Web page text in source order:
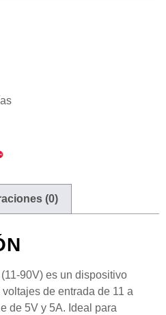
(0)
90V) es un dispositivo
de entrada de 11 a
de 5V y 5A. Ideal para